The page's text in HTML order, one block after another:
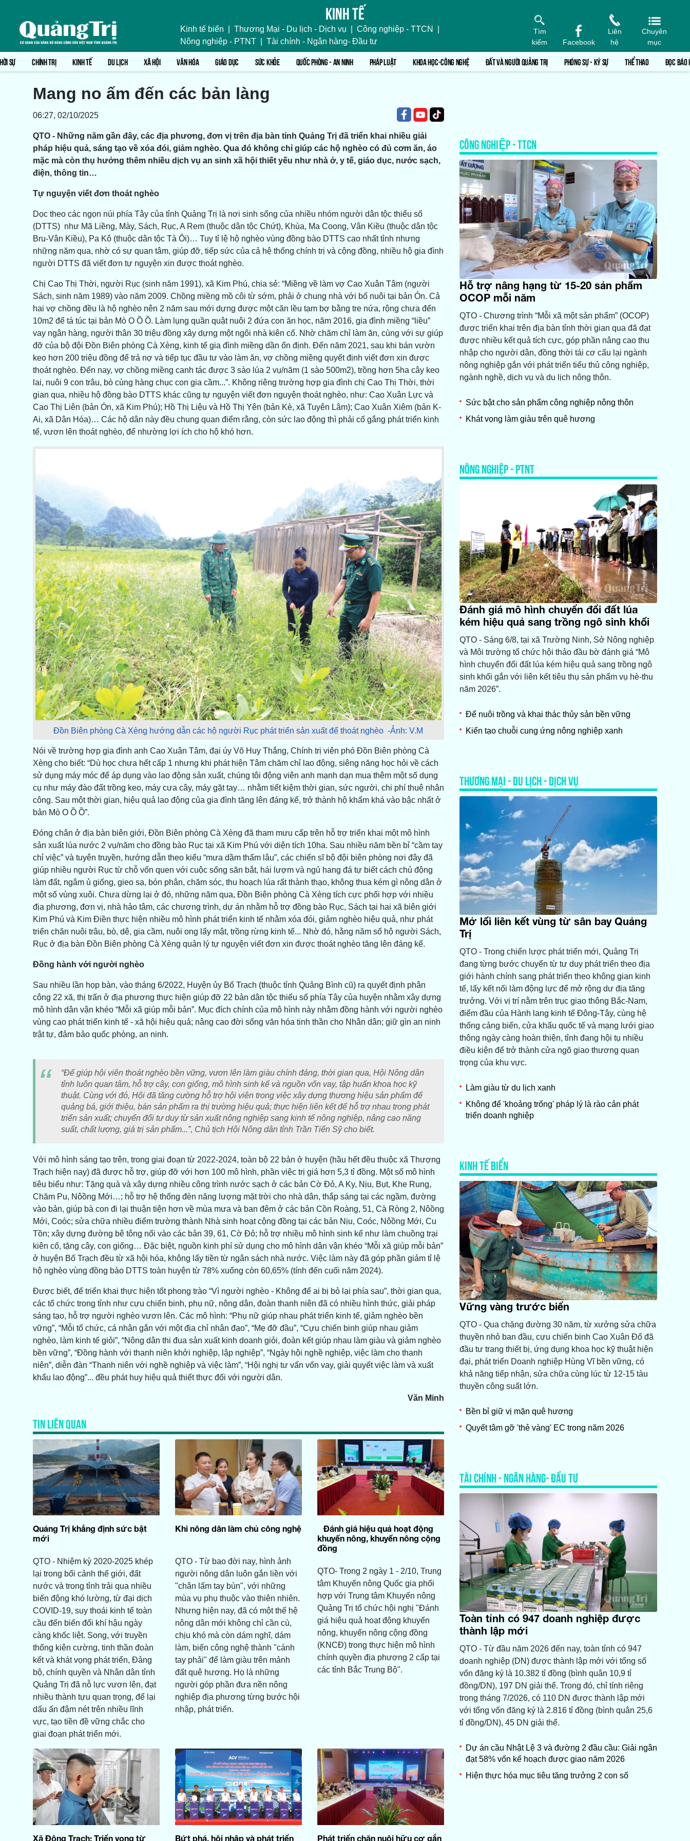
Kinh tế
Kinh tế biển Thương Mại - Du lịch - Dịch vụ Công nghiệp - TTCN
Nông nghiệp - PTNT
Tài chính - Ngân hàng- Đầu tư
Tìm
kiếm
Facebook
Liên
hệ
Chuyên
mục
SỰ CHÍNH TRỊ KINH TẾ DU LỊCH XÃ HỘI VĂN HÓA GIÁO DỤC SỨC KHỎE QUỐC PHÒNG - AN NINH PHÁP LUẬT KHOA HỌC-CÔNG NGHỆ ĐẤT VÀ NGƯỜI QUẢNG TRỊ PHÓNG SỰ - KÝ SỰ THỂ THAO ĐỌC BÁO
Mang no ấm đến các bản làng
06:27, 02/10/2025
QTO - Những năm gần đây, các địa phương, đơn vị trên địa bàn tỉnh Quảng Trị đã triển khai nhiều giải
pháp hiệu quả, sáng tạo về xóa đói, giảm nghèo. Qua đó không chỉ giúp các hộ nghèo có đủ cơm ăn, áo
mặc mà còn thụ hưởng thêm nhiều dịch vụ an sinh xã hội thiết yếu như nhà ở, y tế, giáo dục, nước sạch,
điện, thông tin…
Tự nguyện viết đơn thoát nghèo
Dọc theo các ngọn núi phía Tây của tỉnh Quảng Trị là nơi sinh sống của nhiều nhóm người dân tộc thiểu số
(DTTS) như Mã Liềng, Mày, Sách, Rục, A Rem (thuộc dân tộc Chứt), Khùa, Ma Coong, Vân Kiều (thuộc dân tộc
Bru-Vân Kiều), Pa Kô (thuộc dân tộc Tà Ôi)… Tuy tỉ lệ hộ nghèo vùng đồng bào DTTS cao nhất tỉnh nhưng
những năm qua, nhờ có sự quan tâm, giúp đỡ, tiếp sức của cả hệ thống chính trị và cộng đồng, nhiều hộ gia đình
người DTTS đã viết đơn tự nguyện xin được thoát nghèo.
Chị Cao Thị Thời, người Rục (sinh năm 1991), xã Kim Phú, chia sẻ: “Miềng về làm vợ Cao Xuân Tâm (người
Sách, sinh năm 1989) vào năm 2009. Chồng miềng mồ côi từ sớm, phải ở chung nhà với bố nuôi tại bản Ón. Cả
hai vợ chồng đều là hộ nghèo nên 2 năm sau mới dựng được một căn lều tạm bợ bằng tre nứa, rộng chưa đến
10m2 để tá túc tại bản Mò O Ồ Ồ. Làm lụng quần quật nuôi 2 đứa con ăn học, năm 2016, gia đình miềng “liều”
vay ngân hàng, người thân 30 triệu đồng xây dựng một ngôi nhà kiên cố. Nhờ chăm chỉ làm ăn, cùng với sự giúp
đỡ của bộ đội Đồn Biên phòng Cà Xèng, kinh tế gia đình miềng dần ổn định. Đến năm 2021, sau khi bán vườn
keo hơn 200 triệu đồng để trả nợ và tiếp tục đầu tư vào làm ăn, vợ chồng miềng quyết định viết đơn xin được
thoát nghèo. Đến nay, vợ chồng miềng canh tác được 3 sào lúa 2 vụ/năm (1 sào 500m2), trồng hơn 5ha cây keo
lai, nuôi 9 con trâu, bò cùng hàng chục con gia cầm...”. Không riêng trường hợp gia đình chị Cao Thị Thời, thời
gian qua, nhiều hộ đồng bào DTTS khác cũng tự nguyện viết đơn nguyện thoát nghèo, như: Cao Xuân Lực và
Cao Thị Liên (bản Ón, xã Kim Phú); Hồ Thị Liệu và Hồ Thị Yên (bản Kè, xã Tuyên Lâm); Cao Xuân Xiêm (bản K-
Ai, xã Dân Hóa)… Các hộ dân này đều chung quan điểm rằng, còn sức lao động thì phải cố gắng phát triển kinh
tế, vươn lên thoát nghèo, để nhường lợi ích cho hộ khó hơn.
Đồn Biên phòng Cà Xèng hướng dẫn các hộ người Rục phát triển sản xuất để thoát nghèo -Ảnh: V.M
Nói về trường hợp gia đình anh Cao Xuân Tâm, đại úy Võ Huy Thắng, Chính trị viên phó Đồn Biên phòng Cà
Xèng cho biết: “Dù học chưa hết cấp 1 nhưng khi phát hiện Tâm chăm chỉ lao động, siêng năng học hỏi về cách
sử dụng máy móc để áp dụng vào lao động sản xuất, chúng tôi động viên anh mạnh dạn mua thêm một số dụng
cụ như máy đào đất trồng keo, máy cưa cây, máy gặt tay… nhằm tiết kiệm thời gian, sức người, chi phí thuê nhân
công. Sau một thời gian, hiệu quả lao động của gia đình tăng lên đáng kể, trở thành hộ khấm khá vào bậc nhất ở
bản Mò O Ồ Ồ”.
Đóng chân ở địa bàn biên giới, Đồn Biên phòng Cà Xèng đã tham mưu cấp trên hỗ trợ triển khai một mô hình
sản xuất lúa nước 2 vụ/năm cho đồng bào Rục tại xã Kim Phú với diện tích 10ha. Sau nhiều năm bền bỉ “cầm tay
chỉ việc” và tuyên truyền, hướng dẫn theo kiểu “mưa dầm thấm lâu”, các chiến sĩ bộ đội biên phòng nơi đây đã
giúp nhiều người Rục từ chỗ vốn quen với cuộc sống săn bắt, hái lượm và ngủ hang đá tự biết cách chủ động
làm đất, ngâm ủ giống, gieo sạ, bón phân, chăm sóc, thu hoạch lúa rất thành thạo, không thua kém gì nông dân ở
một số vùng xuôi. Chưa dừng lại ở đó, những năm qua, Đồn Biên phòng Cà Xèng tích cực phối hợp với nhiều
địa phương, đơn vị, nhà hảo tâm, các chương trình, dự án nhằm hỗ trợ đồng bào Rục, Sách tại hai xã biên giới
Kim Phú và Kim Điền thực hiện nhiều mô hình phát triển kinh tế nhằm xóa đói, giảm nghèo hiệu quả, như phát
triển chăn nuôi trâu, bò, dê, gia cầm, nuôi ong lấy mật, trồng rừng kinh tế... Nhờ đó, hằng năm số hộ người Sách,
Rục ở địa bàn Đồn Biên phòng Cà Xèng quản lý tự nguyện viết đơn xin được thoát nghèo tăng lên đáng kể.
Đồng hành với người nghèo
Sau nhiều lần họp bàn, vào tháng 6/2022, Huyện ủy Bố Trạch (thuộc tỉnh Quảng Bình cũ) ra quyết định phân
công 22 xã, thị trấn ở địa phương thực hiện giúp đỡ 22 bản dân tộc thiểu số phía Tây của huyện nhằm xây dựng
mô hình dân vận khéo “Mỗi xã giúp mỗi bản”. Mục đích chính của mô hình này nhằm đồng hành với người nghèo
vùng cao phát triển kinh tế - xã hội hiệu quả; nâng cao đời sống văn hóa tinh thần cho Nhân dân; giữ gìn an ninh
trật tự, đảm bảo quốc phòng, an ninh.
“Để giúp hội viên thoát nghèo bền vững, vươn lên làm giàu chính đáng, thời gian qua, Hội Nông dân
tỉnh luôn quan tâm, hỗ trợ cây, con giống, mô hình sinh kế và nguồn vốn vay, tập huấn khoa học kỹ
thuật. Cùng với đó, Hội đã tăng cường hỗ trợ hội viên trong việc xây dựng thương hiệu sản phẩm để
quảng bá, giới thiệu, bán sản phẩm ra thị trường hiệu quả; thực hiện liên kết để hỗ trợ nhau trong phát
triển sản xuất; chuyển đổi tư duy từ sản xuất nông nghiệp sang kinh tế nông nghiệp, nâng cao năng
suất, chất lượng, giá trị sản phẩm...”, Chủ tịch Hội Nông dân tỉnh Trần Tiến Sỹ cho biết.
Với mô hình sáng tạo trên, trong giai đoạn từ 2022-2024, toàn bộ 22 bản ở huyện (hầu hết đều thuộc xã Thượng
Trạch hiện nay) đã được hỗ trợ, giúp đỡ với hơn 100 mô hình, phần việc trị giá hơn 5,3 tỉ đồng. Một số mô hình
tiêu biểu như: Tặng quà và xây dựng nhiều công trình nước sạch ở các bản Cờ Đỏ, A Ky, Nịu, Bụt, Khe Rung,
Chăm Pu, Nôồng Mới…; hỗ trợ hệ thống đèn năng lượng mặt trời cho nhà dân, thắp sáng tại các ngầm, đường
vào bản, giúp bà con đi lại thuận tiện hơn về mùa mưa và ban đêm ở các bản Cồn Roàng, 51, Cà Ròng 2, Nôồng
Mới, Coóc; sửa chữa nhiều điểm trường thành Nhà sinh hoạt cộng đồng tại các bản Nịu, Coóc, Nôồng Mới, Cu
Tồn; xây dựng đường bê tông nối vào các bản 39, 61, Cờ Đỏ; hỗ trợ nhiều mô hình sinh kế như làm chuồng trại
kiên cố, tặng cây, con giống… Đặc biệt, nguồn kinh phí sử dụng cho mô hình dân vận khéo “Mỗi xã giúp mỗi bản”
ở huyện Bố Trạch đều từ xã hội hóa, không lấy tiền từ ngân sách nhà nước. Việc làm này đã góp phần giảm tỉ lệ
hộ nghèo vùng đồng bào DTTS toàn huyện từ 78% xuống còn 60,65% (tính đến cuối năm 2024).
Được biết, để triển khai thực hiện tốt phong trào “Vì người nghèo - Không để ai bị bỏ lại phía sau”, thời gian qua,
các tổ chức trong tỉnh như cựu chiến binh, phụ nữ, nông dân, đoàn thanh niên đã có nhiều hình thức, giải pháp
sáng tạo, hỗ trợ người nghèo vươn lên. Các mô hình: “Phụ nữ giúp nhau phát triển kinh tế, giảm nghèo bền
vững”, “Mỗi tổ chức, cá nhân gắn với một địa chỉ nhân đạo”, “Mẹ đỡ đầu”, “Cựu chiến binh giúp nhau giảm
nghèo, làm kinh tế giỏi”, “Nông dân thi đua sản xuất kinh doanh giỏi, đoàn kết giúp nhau làm giàu và giảm nghèo
bền vững”, “Đồng hành với thanh niên khởi nghiệp, lập nghiệp”, “Ngày hội nghề nghiệp, việc làm cho thanh
niên”, diễn đàn “Thanh niên với nghề nghiệp và việc làm”, “Hội nghị tư vấn vốn vay, giải quyết việc làm và xuất
khẩu lao động”... đều phát huy hiệu quả thiết thực đối với người dân.
Văn Minh
TIN LIÊN QUAN
Quảng Trị khẳng định sức bật
mới
QTO - Nhiệm kỳ 2020-2025 khép
lại trong bối cảnh thế giới, đất
nước và trong tỉnh trải qua nhiều
biến động khó lường, từ đại dịch
COVID-19, suy thoái kinh tế toàn
cầu đến biến đổi khí hậu ngày
càng khốc liệt. Song, với truyền
thống kiên cường, tinh thần đoàn
kết và khát vọng phát triển, Đảng
bộ, chính quyền và Nhân dân tỉnh
Quảng Trị đã nỗ lực vươn lên, đạt
nhiều thành tựu quan trọng, để lại
dấu ấn đậm nét trên nhiều lĩnh
vực, tạo tiền đề vững chắc cho
giai đoạn phát triển mới.
Khi nông dân làm chủ công nghệ
QTO - Từ bao đời nay, hình ảnh
người nông dân luôn gắn liền với
"chân lấm tay bùn", với những
mùa vụ phụ thuộc vào thiên nhiên.
Nhưng hiện nay, đã có một thế hệ
nông dân mới không chỉ cần cù,
chịu khó mà còn dám nghĩ, dám
làm, biến công nghệ thành "cánh
tay phải" để làm giàu trên mảnh
đất quê hương. Họ là những
người góp phần đưa nền nông
nghiệp địa phương từng bước hội
nhập, phát triển.
Đánh giá hiệu quả hoạt động
khuyến nông, khuyến nông cộng
đồng
QTO- Trong 2 ngày 1 - 2/10, Trung
tâm Khuyến nông Quốc gia phối
hợp với Trung tâm Khuyến nông
Quảng Trị tổ chức hội nghị "Đánh
giá hiệu quả hoạt động khuyến
nông, khuyến nông cộng đồng
(KNCĐ) trong thực hiện mô hình
chính quyền địa phương 2 cấp tại
các tỉnh Bắc Trung Bộ".
Xã Đông Trạch: Triển vọng từ Bứt phá, hội nhập và phát triển Phát triển chăn nuôi hữu cơ gắn
CÔNG NGHIỆP - TTCN
Hỗ trợ nâng hạng từ 15-20 sản phẩm
OCOP mỗi năm
QTO - Chương trình “Mỗi xã một sản phẩm” (OCOP)
được triển khai trên địa bàn tỉnh thời gian qua đã đạt
được nhiều kết quả tích cực, góp phần nâng cao thu
nhập cho người dân, đồng thời tái cơ cấu lại ngành
nông nghiệp gắn với phát triển tiểu thủ công nghiệp,
ngành nghề, dịch vụ và du lịch nông thôn.
Sức bật cho sản phẩm công nghiệp nông thôn
Khát vọng làm giàu trên quê hương
NÔNG NGHIỆP - PTNT
Đánh giá mô hình chuyển đổi đất lúa
kém hiệu quả sang trồng ngô sinh khối
QTO - Sáng 6/8, tại xã Trường Ninh, Sở Nông nghiệp
và Môi trường tổ chức hội thảo đầu bờ đánh giá “Mô
hình chuyển đổi đất lúa kém hiệu quả sang trồng ngô
sinh khối gắn với liên kết tiêu thụ sản phẩm vụ hè-thu
năm 2026”.
Để nuôi trồng và khai thác thủy sản bền vững
Kiến tạo chuỗi cung ứng nông nghiệp xanh
THƯƠNG MẠI - DU LỊCH - DỊCH VỤ
Mở lối liên kết vùng từ sân bay Quảng
Trị
QTO - Trong chiến lược phát triển mới, Quảng Trị
đang từng bước chuyển từ tư duy phát triển theo địa
giới hành chính sang phát triển theo không gian kinh
tế, lấy kết nối làm động lực để mở rộng dư địa tăng
trưởng. Với vị trí nằm trên trục giao thông Bắc-Nam,
điểm đầu của Hành lang kinh tế Đông-Tây, cùng hệ
thống cảng biển, cửa khẩu quốc tế và mạng lưới giao
thông ngày càng hoàn thiện, tỉnh đang hội tụ nhiều
điều kiện để trở thành cửa ngõ giao thương quan
trọng của khu vực.
Làm giàu từ du lịch xanh
Không để 'khoảng trống' pháp lý là rào cản phát
triển doanh nghiệp
KINH TẾ BIỂN
Vững vàng trước biển
QTO - Qua chặng đường 30 năm, từ xưởng sửa chữa
thuyền nhỏ ban đầu, cựu chiến binh Cao Xuân Đố đã
đầu tư trang thiết bị, ứng dụng khoa học kỹ thuật hiện
đại, phát triển Doanh nghiệp Hùng Vĩ bền vững, có
khả năng tiếp nhận, sửa chữa cùng lúc từ 12-15 tàu
thuyền công suất lớn.
Bền bỉ giữ vị mặn quê hương
Quyết tâm gỡ 'thẻ vàng' EC trong năm 2026
TÀI CHÍNH - NGÂN HÀNG- ĐẦU TƯ
Toàn tỉnh có 947 doanh nghiệp được
thành lập mới
QTO - Từ đầu năm 2026 đến nay, toàn tỉnh có 947
doanh nghiệp (DN) được thành lập mới với tổng số
vốn đăng ký là 10.382 tỉ đồng (bình quân 10,9 tỉ
đồng/DN), 197 DN giải thể. Trong đó, chỉ tính riêng
trong tháng 7/2026, có 110 DN được thành lập mới
với tổng vốn đăng ký là 2.816 tỉ đồng (bình quân 25,6
tỉ đồng/DN), 45 DN giải thể.
Dự án cầu Nhật Lệ 3 và đường 2 đầu cầu: Giải ngân
đạt 58% vốn kế hoạch được giao năm 2026
Hiện thực hóa mục tiêu tăng trưởng 2 con số